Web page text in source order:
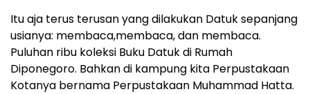
Itu aja terus terusan yang dilakukan Datuk sepanjang
usianya: membaca,membaca, dan membaca.
Puluhan ribu koleksi Buku Datuk di Rumah
Diponegoro. Bahkan di kampung kita Perpustakaan
Kotanya bernama Perpustakaan Muhammad Hatta.